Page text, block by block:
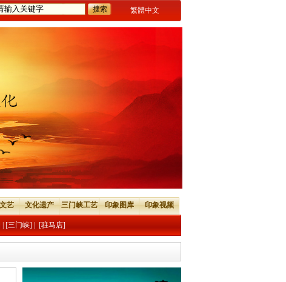
繁體中文
艺 文化遗产 三门峡工艺 印象图库 印象视频
[三门峡] [驻马店]